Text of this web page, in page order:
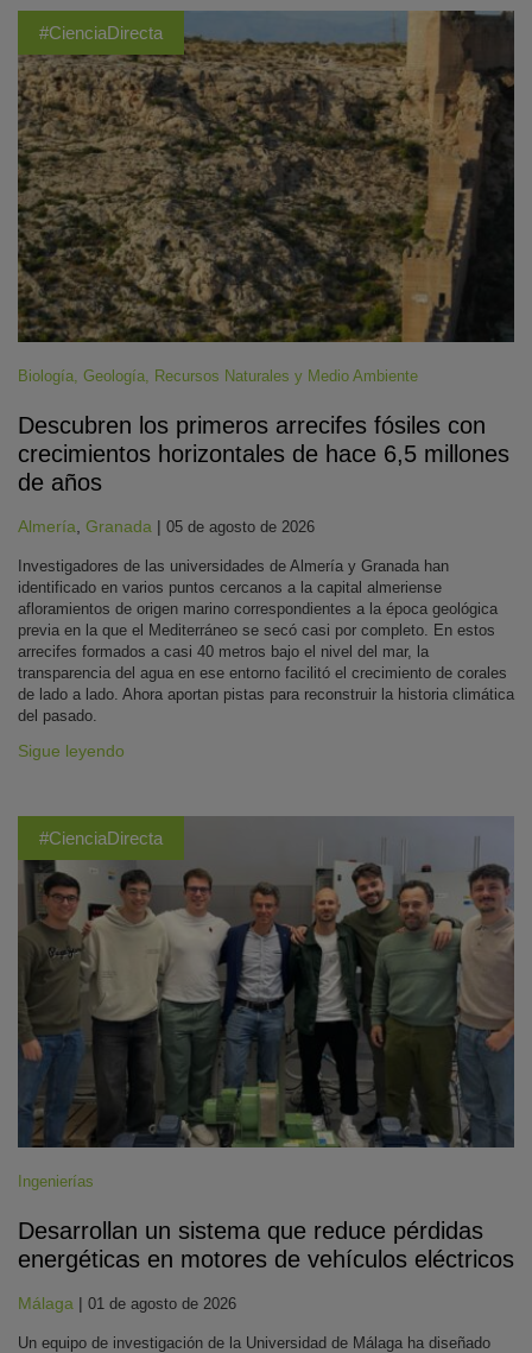
#CienciaDirecta
Biología Geología Recursos Naturales y Medio Ambiente
Descubren los primeros arrecifes fósiles con
crecimientos horizontales de hace 6,5 millones
de años
Almería Granada | 05 de agosto de 2026
Investigadores de las universidades de Almería y Granada han
identificado en varios puntos cercanos a la capital almeriense
afloramientos de origen marino correspondientes a la época geológica
previa en la que el Mediterráneo se secó casi por completo. En estos
arrecifes formados a casi 40 metros bajo el nivel del mar, la
transparencia del agua en ese entorno facilitó el crecimiento de corales
de lado a lado. Ahora aportan pistas para reconstruir la historia climática
del pasado.
Sigue leyendo
#CienciaDirecta
Ingenierías
Desarrollan un sistema que reduce pérdidas
energéticas en motores de vehículos eléctricos
Málaga | 01 de agosto de 2026
Un equipo de investigación de la Universidad de Málaga ha diseñado